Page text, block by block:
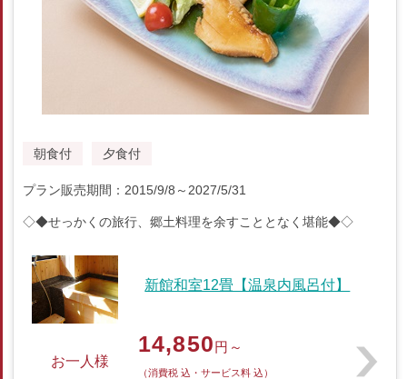
朝食付 夕食付
プラン販売期間：2015/9/8～2027/5/31
◇◆せっかくの旅行、郷土料理を余すこととなく堪能◆◇
新館和室12畳【温泉内風呂付】
お一人様
14,850円～
（消費税 込・サービス料 込）